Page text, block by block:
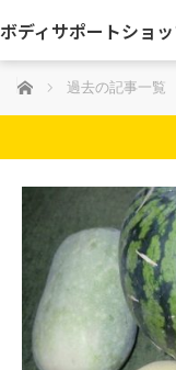
ボディサポートショ
ホーム 過去の記事一覧